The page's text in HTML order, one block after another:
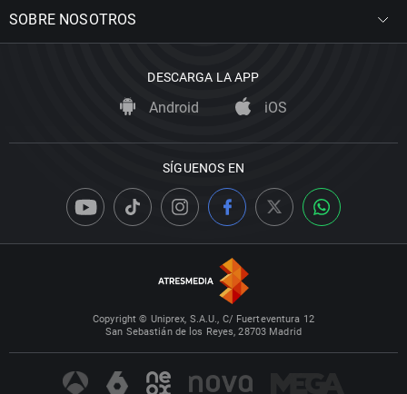
SOBRE NOSOTROS
DESCARGA LA APP
Android iOS
SÍGUENOS EN
Copyright © Uniprex, S.A.U., C/ Fuerteventura 12
San Sebastián de los Reyes, 28703 Madrid